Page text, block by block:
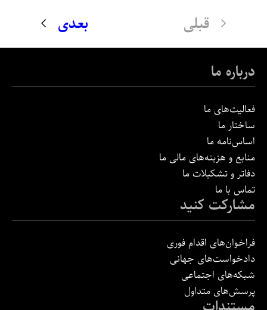
قبلی بعدی
درباره ما
فعالیت‌های ما
ساختار ما
اساس‌نامه ما
منابع و هزینه‌های مالی ما
دفاتر و تشکیلات ما
تماس با ما
مشارکت کنید
فراخوان‌های اقدام فوری
دادخواست‌های جهانی
شبکه‌های اجتماعی
پرسش‌های متداول